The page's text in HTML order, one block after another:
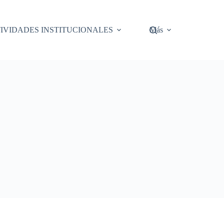
INSTITUCIONALES Más